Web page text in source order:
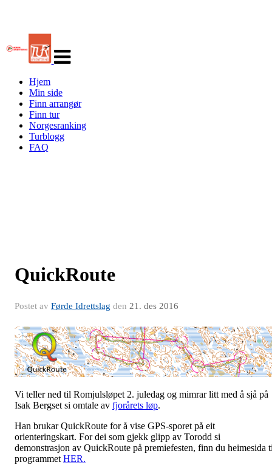
navigasjon
Hjem
Min side
Finn arrangør
Finn tur
Norgesranking
Turblogg
FAQ
QuickRoute
Postet av Førde Idrettslag den 21. des 2016
Vi teller ned til Romjulsløpet 2. juledag og mimrar litt med å sjå på
Isak Bergset si omtale av fjorårets løp.
Han brukar QuickRoute for å vise GPS-sporet på eit
orienteringskart. For dei som gjekk glipp av Torodd si
demonstrasjon av QuickRoute på premiefesten, finn du heimesida
programmet HER.